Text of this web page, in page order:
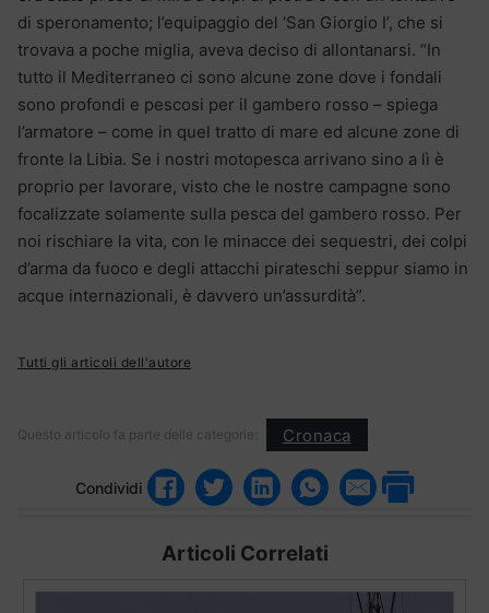
di speronamento; l’equipaggio del ‘San Giorgio I’, che si
trovava a poche miglia, aveva deciso di allontanarsi. “In
tutto il Mediterraneo ci sono alcune zone dove i fondali
sono profondi e pescosi per il gambero rosso – spiega
l’armatore – come in quel tratto di mare ed alcune zone di
fronte la Libia. Se i nostri motopesca arrivano sino a lì è
proprio per lavorare, visto che le nostre campagne sono
focalizzate solamente sulla pesca del gambero rosso. Per
noi rischiare la vita, con le minacce dei sequestri, dei colpi
d’arma da fuoco e degli attacchi pirateschi seppur siamo in
acque internazionali, è davvero un’assurdità”.
Tutti gli articoli dell'autore
Questo articolo fa parte delle categorie: Cronaca
Condividi
Articoli Correlati